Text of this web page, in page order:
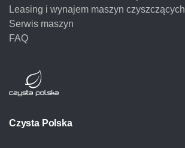
Leasing i wynajem maszyn czyszczących
Serwis maszyn
FAQ
Czysta Polska